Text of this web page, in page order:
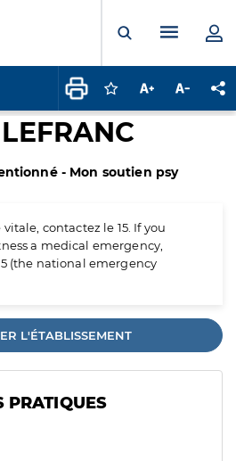
Ouvrir laMenu
Connectez-vous
Augmenter la
- Mon soutien psy
contactez le 15. If you
a medical emergency,
(the national emergency
L'ÉTABLISSEMENT
PRATIQUES